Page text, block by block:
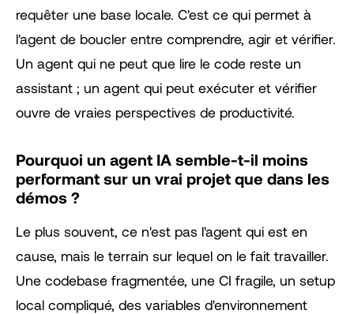
requêter une base locale. C'est ce qui permet à
l'agent de boucler entre comprendre, agir et vérifier.
Un agent qui ne peut que lire le code reste un
assistant ; un agent qui peut exécuter et vérifier
ouvre de vraies perspectives de productivité.
Pourquoi un agent IA semble-t-il moins
performant sur un vrai projet que dans les
démos ?
Le plus souvent, ce n'est pas l'agent qui est en
cause, mais le terrain sur lequel on le fait travailler.
Une codebase fragmentée, une CI fragile, un setup
local compliqué, des variables d'environnement